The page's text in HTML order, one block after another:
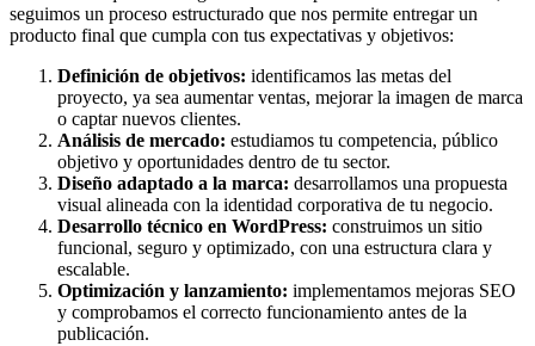
seguimos un proceso estructurado que nos permite entregar un
producto final que cumpla con tus expectativas y objetivos:
Definición de objetivos: identificamos las metas del
proyecto, ya sea aumentar ventas, mejorar la imagen de marca
o captar nuevos clientes.
Análisis de mercado: estudiamos tu competencia, público
objetivo y oportunidades dentro de tu sector.
Diseño adaptado a la marca: desarrollamos una propuesta
visual alineada con la identidad corporativa de tu negocio.
Desarrollo técnico en WordPress: construimos un sitio
funcional, seguro y optimizado, con una estructura clara y
escalable.
Optimización y lanzamiento: implementamos mejoras SEO
y comprobamos el correcto funcionamiento antes de la
publicación.